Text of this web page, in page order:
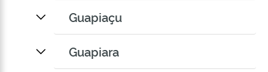
Guapiaçu
Guapiara